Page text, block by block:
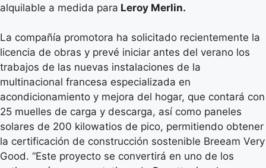
alquilable a medida para Leroy Merlin.
La compañía promotora ha solicitado recientemente la
licencia de obras y prevé iniciar antes del verano los
trabajos de las nuevas instalaciones de la
multinacional francesa especializada en
acondicionamiento y mejora del hogar, que contará con
25 muelles de carga y descarga, así como paneles
solares de 200 kilowatios de pico, permitiendo obtener
la certificación de construcción sostenible Breeam Very
Good. “Este proyecto se convertirá en uno de los